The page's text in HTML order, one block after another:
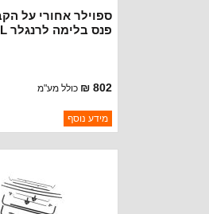
ספוילר אחורי על
פנס בלימה לרנגלר JL
802 ₪ כולל מע"מ
ברקוד: BJ7438
יצרן:OAKMAN OFFROAD
מידע נוסף